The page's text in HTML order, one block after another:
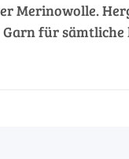
Merinowolle.
Garn für